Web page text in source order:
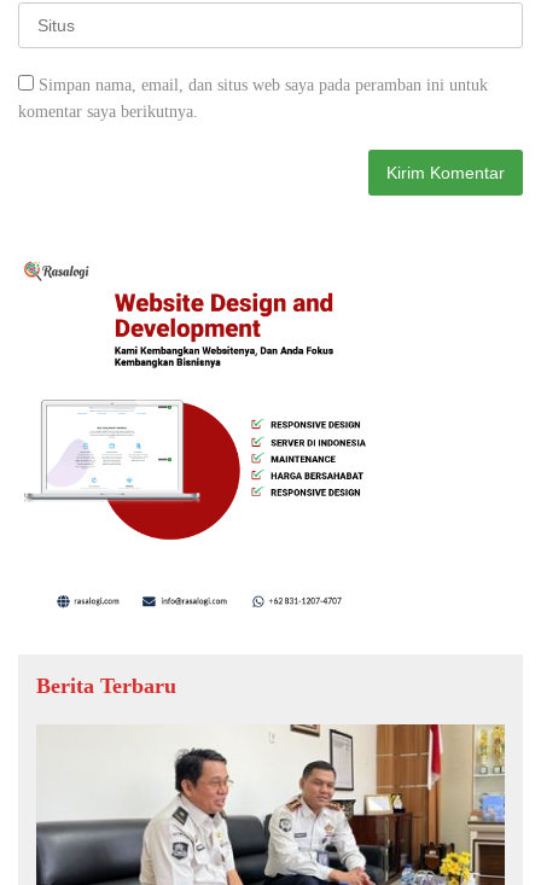
Simpan nama, email, dan situs web saya pada peramban ini untuk
komentar saya berikutnya.
Berita Terbaru